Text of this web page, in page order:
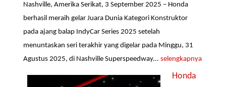
Nashville, Amerika Serikat, 3 September 2025 – Honda
berhasil meraih gelar Juara Dunia Kategori Konstruktor
pada ajang balap IndyCar Series 2025 setelah
menuntaskan seri terakhir yang digelar pada Minggu, 31
Agustus 2025, di Nashville Superspeedway...selengkapnya
Honda